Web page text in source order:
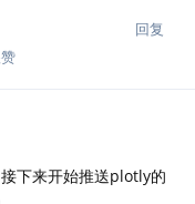
回复
下来开始推送plotly的